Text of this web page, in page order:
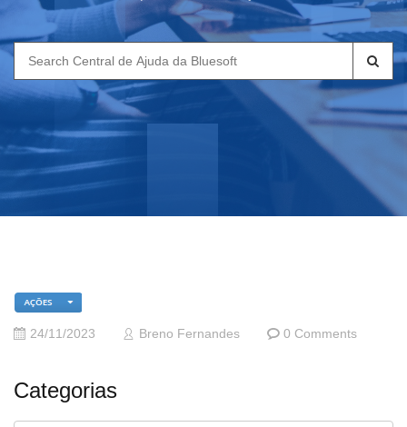
Search
for:
24/11/2023 Breno Fernandes 0 Comments
Categorias